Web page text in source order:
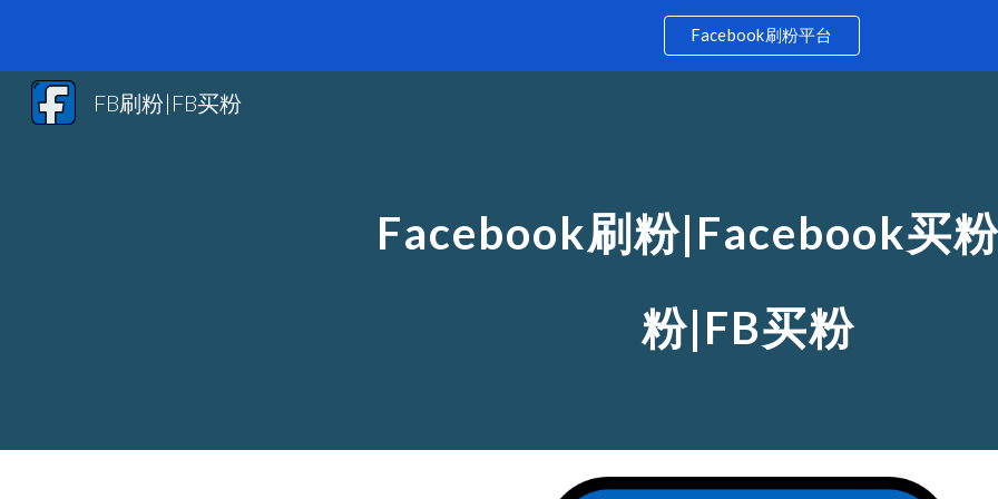
Facebook刷粉平台
FB刷粉|FB买粉
Facebook刷粉|Facebook买
粉|FB买粉